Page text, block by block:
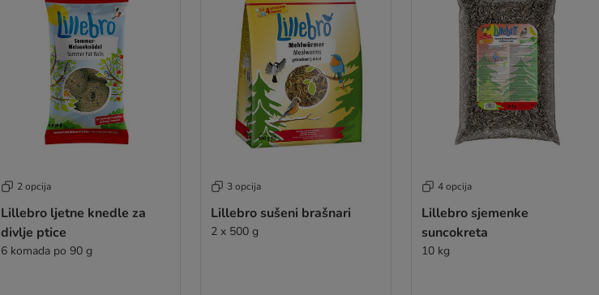
2 opcija
Lillebro ljetne knedle za
divlje ptice
6 komada po 90 g
3 opcija
Lillebro sušeni brašnari
2 x 500 g
4 opcija
Lillebro sjemenke
suncokreta
10 kg